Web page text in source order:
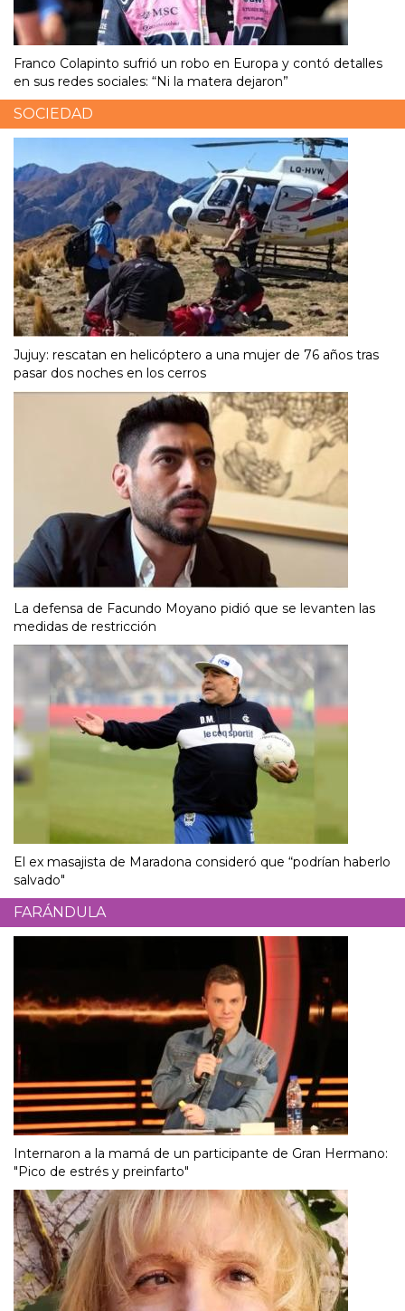
Franco Colapinto sufrió un robo en Europa y contó detalles
en sus redes sociales: “Ni la matera dejaron”
SOCIEDAD
Jujuy: rescatan en helicóptero a una mujer de 76 años tras
pasar dos noches en los cerros
La defensa de Facundo Moyano pidió que se levanten las
medidas de restricción
El ex masajista de Maradona consideró que “podrían haberlo
salvado"
FARÁNDULA
Internaron a la mamá de un participante de Gran Hermano:
"Pico de estrés y preinfarto"